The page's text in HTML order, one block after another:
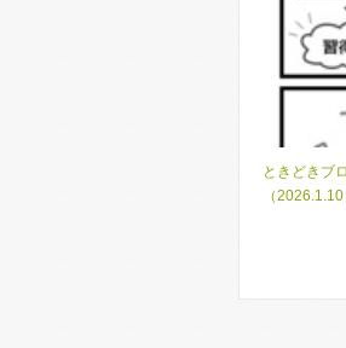
ときどきブ
（2026.1.10